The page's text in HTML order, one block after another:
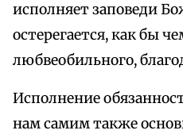
исполняет заповеди
остерегается, как бы
любвеобильного,
Исполнение
нам самим также